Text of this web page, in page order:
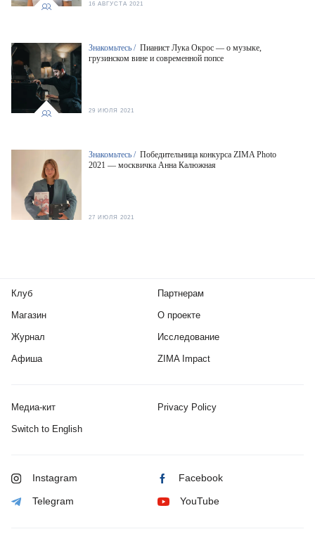
16 АВГУСТА 2021
Знакомьтесь / Пианист Лука Окрос — о музыке,
грузинском вине и современной попсе
29 ИЮЛЯ 2021
Знакомьтесь / Победительница конкурса ZIMA Photo
2021 — москвичка Анна Калюжная
27 ИЮЛЯ 2021
Клуб
Магазин
Журнал
Афиша
Партнерам
О проекте
Исследование
ZIMA Impact
Медиа-кит Privacy Policy
Switch to English
Instagram Facebook
Telegram YouTube